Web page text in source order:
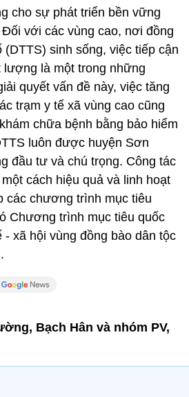
cho sự phát triển bền vững
với các vùng cao, nơi đồng
(DTTS) sinh sống, việc tiếp cận
là một trong những
quyết vấn đề này, việc tăng
trạm y tế xã vùng cao cũng
chữa bệnh bằng bảo hiểm
luôn được huyện Sơn
đầu tư và chú trọng. Công tác
cách hiệu quả và linh hoạt
các chương trình mục tiêu
Chương trình mục tiêu quốc
- xã hội vùng đồng bào dân tộc
Bạch Hân và nhóm PV,